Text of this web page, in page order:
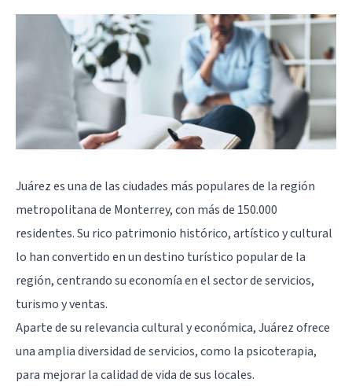
Juárez es una de las ciudades más populares de la región
metropolitana de Monterrey, con más de 150.000
residentes. Su rico patrimonio histórico, artístico y cultural
lo han convertido en un destino turístico popular de la
región, centrando su economía en el sector de servicios,
turismo y ventas.
Aparte de su relevancia cultural y económica, Juárez ofrece
una amplia diversidad de servicios, como la psicoterapia,
para mejorar la calidad de vida de sus locales.